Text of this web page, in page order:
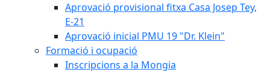
Aprovació provisional fitxa Casa Josep Tey,
E-21
Aprovació inicial PMU 19 "Dr. Klein"
Formació i ocupació
Inscripcions a la Mongia